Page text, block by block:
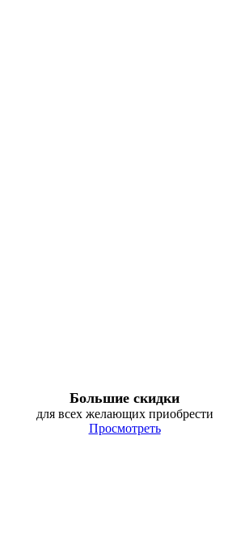
Большие скидки
для всех желающих приобрести
Просмотреть